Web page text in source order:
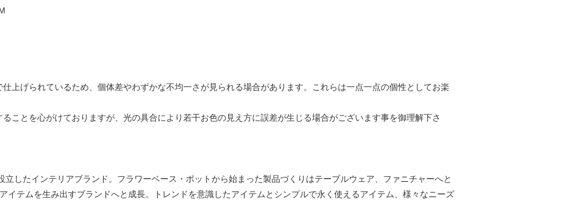
上げられているため、個体差やわずかな不均一さが見られる場合があります。これらは一点一点の個性としてお楽
ことを心がけておりますが、光の具合により若干お色の見え方に誤差が生じる場合がございます事を御理解下さ
立したインテリアブランド。フラワーベース・ポットから始まった製品づくりはテーブルウェア、ファニチャーへと
イテムを生み出すブランドへと成長。トレンドを意識したアイテムとシンプルで永く使えるアイテム、様々なニーズ